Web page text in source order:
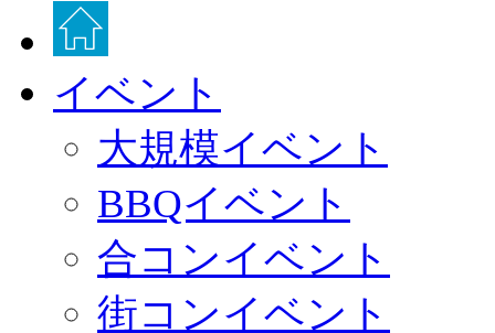
イベント
大規模イベント
BBQイベント
合コンイベント
街コンイベント